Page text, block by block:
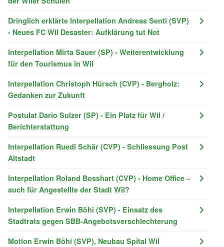
Dringlich erklärte Interpellation Andreas Senti (SVP)
- Neues FC Wil Desaster: Aufklärung tut Not
Interpellation Mirta Sauer (SP) - Weiterentwicklung
für den Tourismus in Wil
Interpellation Christoph Hürsch (CVP) - Bergholz:
Gedanken zur Zukunft
Postulat Dario Sulzer (SP) - Ein Platz für Wil /
Berichterstattung
Interpellation Ruedi Schär (CVP) - Schliessung Post
Altstadt
Interpellation Roland Bosshart (CVP) - Home Office –
auch für Angestellte der Stadt Wil?
Interpellation Erwin Böhi (SVP) - Einsatz des
Stadtrats gegen SBB-Angebotsverschlechterung
Motion Erwin Böhi (SVP), Neubau Spital Wil